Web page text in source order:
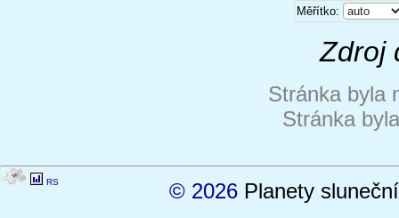
Měřítko:
Zdroj
Stránka byla
Stránka
RS © 2026 Planety